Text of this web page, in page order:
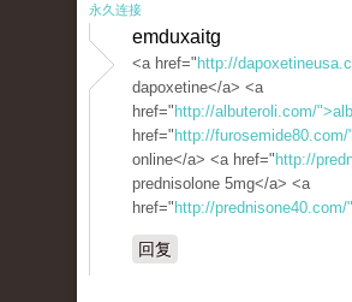
永久连接
emduxaitg
<a href=" http://
dapoxetine</a> <a
href=" http://albuteroli.com/
href=" http://
online</a> <a href=" http://
prednisolone 5mg</a> <a
href=" http://prednisone40.com/
回复